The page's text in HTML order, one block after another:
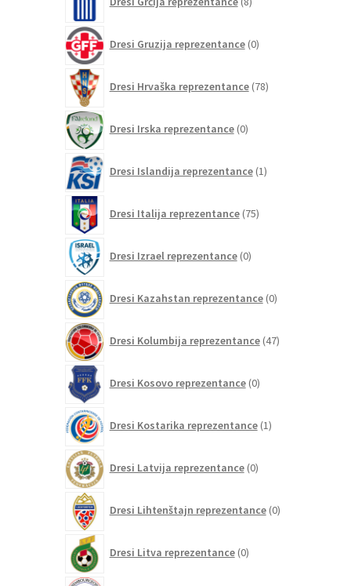
izdelkov
Dresi Gruzija reprezentance 0izdelkov
Dresi Hrvaška reprezentance 78izdelkov
Dresi Irska reprezentance 0izdelkov
Dresi Islandija reprezentance 1izdelek
Dresi Italija reprezentance 75izdelkov
Dresi Izrael reprezentance 0izdelkov
Dresi Kazahstan reprezentance 0izdelkov
Dresi Kolumbija reprezentance 47izdelkov
Dresi Kosovo reprezentance 0izdelkov
Dresi Kostarika reprezentance 1izdelek
Dresi Latvija reprezentance 0izdelkov
Dresi Lihtenštajn reprezentance 0izdelkov
Dresi Litva reprezentance 0izdelkov